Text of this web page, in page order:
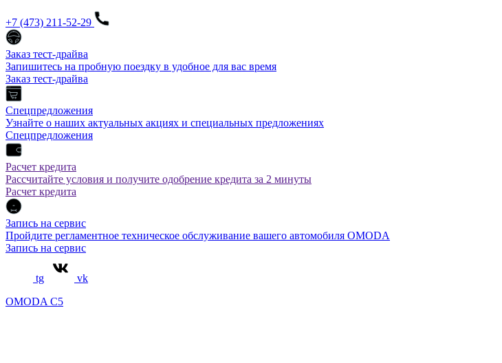
+7 (473) 211-52-29
Заказ тест-драйва
Запишитесь на пробную поездку в удобное для вас время
Заказ тест-драйва
Спецпредложения
Узнайте о наших актуальных акциях и специальных предложениях
Спецпредложения
Расчет кредита
Рассчитайте условия и получите одобрение кредита за 2 минуты
Расчет кредита
Запись на сервис
Пройдите регламентное техническое обслуживание вашего автомобиля OMODA
Запись на сервис
tg
vk
OMODA C5